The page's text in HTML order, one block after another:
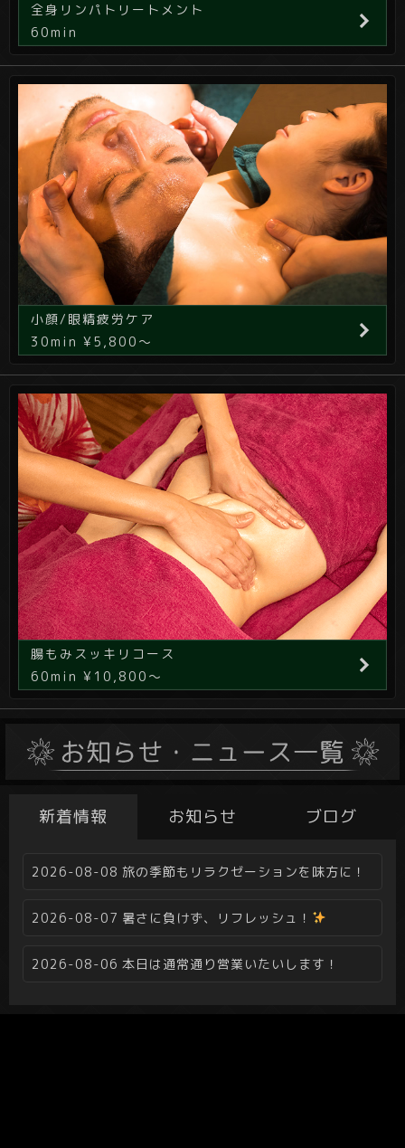
全身リンパトリートメント
60min
小顔/眼精疲労ケア
30min ¥5,800～
腸もみスッキリコース
60min ¥10,800～
新着情報 お知らせ ブログ
2026-08-08 旅の季節もリラクゼーションを味方に！
2026-08-07 暑さに負けず、リフレッシュ！
2026-08-06 本日は通常通り営業いたいします！